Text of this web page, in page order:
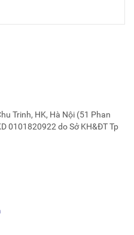
Trinh, HK, Hà Nội (51 Phan
0101820922 do Sở KH&ĐT Tp